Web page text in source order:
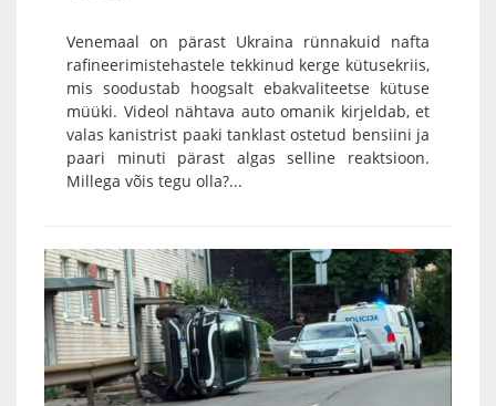
Venemaal on pärast Ukraina rünnakuid nafta
rafineerimistehastele tekkinud kerge kütusekriis,
mis soodustab hoogsalt ebakvaliteetse kütuse
müüki. Videol nähtava auto omanik kirjeldab, et
valas kanistrist paaki tanklast ostetud bensiini ja
paari minuti pärast algas selline reaktsioon.
Millega võis tegu olla?...